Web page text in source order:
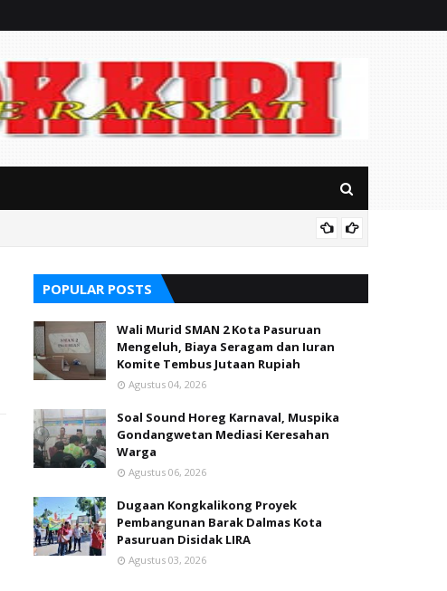
POPULAR POSTS
Wali Murid SMAN 2 Kota Pasuruan
Mengeluh, Biaya Seragam dan Iuran
Komite Tembus Jutaan Rupiah
Agustus 04, 2026
Soal Sound Horeg Karnaval, Muspika
Gondangwetan Mediasi Keresahan
Warga
Agustus 06, 2026
Dugaan Kongkalikong Proyek
Pembangunan Barak Dalmas Kota
Pasuruan Disidak LIRA
Agustus 03, 2026